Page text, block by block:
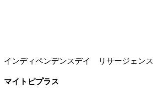
インディペンデンスデイ リサージェンス
マイトピプラス